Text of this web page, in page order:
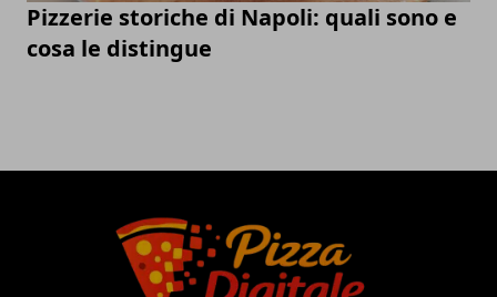
Pizzerie storiche di Napoli: quali sono e
cosa le distingue